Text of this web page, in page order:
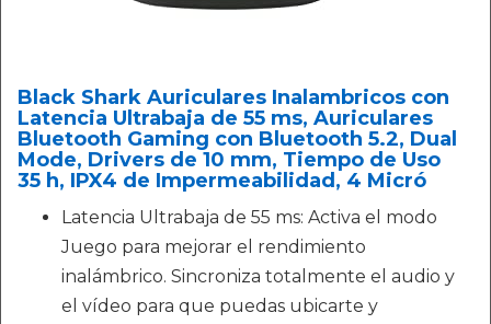
Black Shark Auriculares Inalambricos con
Latencia Ultrabaja de 55 ms, Auriculares
Bluetooth Gaming con Bluetooth 5.2, Dual
Mode, Drivers de 10 mm, Tiempo de Uso
35 h, IPX4 de Impermeabilidad, 4 Micró
Latencia Ultrabaja de 55 ms: Activa el modo
Juego para mejorar el rendimiento
inalámbrico. Sincroniza totalmente el audio y
el vídeo para que puedas ubicarte y